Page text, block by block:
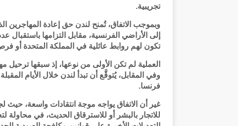
تجريبية.
وبموجب الاتفاق، تُمنح لندن حق إعادة المهاجرين
إلى الأراضي الفرنسية، مقابل التزامها
تكون لهم روابط عائلية في المملكة المتحدة أو
العملية لم تكن الأولى من نوعها، إذ سبقها
وفي المقابل، يُتوقَّع أن تبدأ لندن خلال الأيام
فرنسا.
غير أن الاتفاق يواجه موجة انتقادات واسعة، حيث
للاتجار بالبشر أو للاسترقاق الحديث، في